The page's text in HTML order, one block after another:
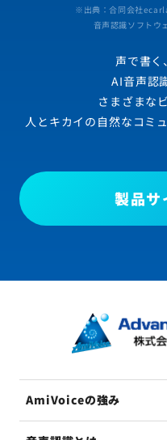
※出典：合同会社
音声認識ソフトウ
声で書く
AI音声認
さまざまな
人とキカイの自然なコミ
製品サ
AmiVoiceの強み